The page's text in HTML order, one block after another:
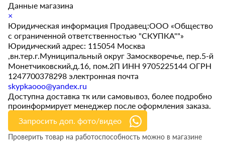
Данные магазина
×
Юридическая информация Продавец:ООО «Общество
с ограниченной ответственностью "СКУПКА""»
Юридический адрес: 115054 Москва
,вн.тер.г.Муниципальный округ Замоскворечье, пер.5-й
Монетчиковский,д.16, пом.2П ИНН 9705225144 ОГРН
1247700378298 электронная почта
skypkaooo@yandex.ru
Доступна доставка тк или самовывоз, более подробно
проинформирует менеджер после оформления заказа.
Запросить доп. фото/видео
Проверить товар на работоспособность можно в магазине